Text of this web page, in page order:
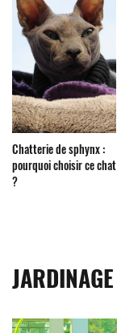
Chatterie de sphynx :
pourquoi choisir ce chat
?
JARDINAGE